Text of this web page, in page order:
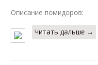
Описание помидоров:
Читать дальше →